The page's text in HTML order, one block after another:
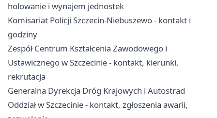
holowanie i wynajem jednostek
Komisariat Policji Szczecin-Niebuszewo - kontakt i
godziny
Zespół Centrum Kształcenia Zawodowego i
Ustawicznego w Szczecinie - kontakt, kierunki,
rekrutacja
Generalna Dyrekcja Dróg Krajowych i Autostrad
Oddział w Szczecinie - kontakt, zgłoszenia awarii,